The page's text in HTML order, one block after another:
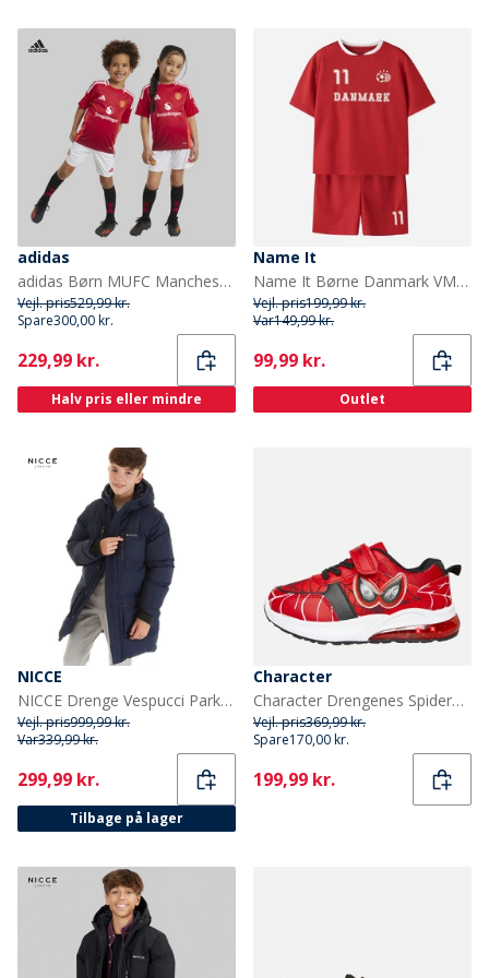
adidas
adidas Børn MUFC Manchester United 24/25 Hjemme Mini Sæt Mufc Red
Vejl. pris529,99 kr.
Spare300,00 kr.
Current
229,99 kr.
Halv pris eller mindre
Name It
Name It Børne Danmark VM Fodbold Sæt True Red Denmark
Vejl. pris199,99 kr.
Var149,99 kr.
Current
99,99 kr.
Outlet
NICCE
NICCE Drenge Vespucci Parka Blå
Vejl. pris999,99 kr.
Var339,99 kr.
Current
299,99 kr.
Tilbage på lager
Character
Character Drengenes Spiderman Øjne Lys Op Træningssko Røde
Vejl. pris369,99 kr.
Spare170,00 kr.
Current
199,99 kr.